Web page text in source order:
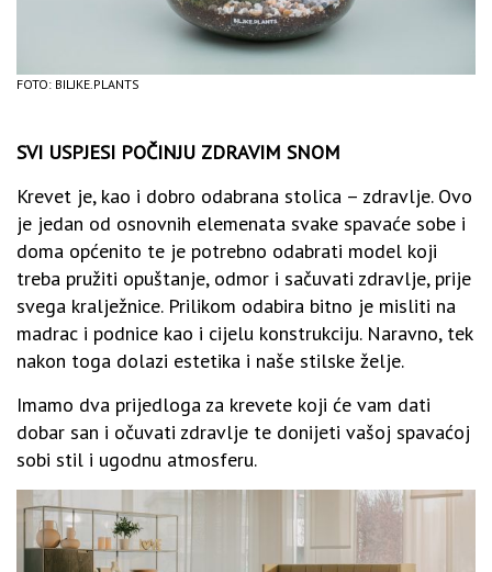
FOTO: BILJKE.PLANTS
SVI USPJESI POČINJU ZDRAVIM SNOM
Krevet je, kao i dobro odabrana stolica – zdravlje. Ovo
je jedan od osnovnih elemenata svake spavaće sobe i
doma općenito te je potrebno odabrati model koji
treba pružiti opuštanje, odmor i sačuvati zdravlje, prije
svega kralježnice. Prilikom odabira bitno je misliti na
madrac i podnice kao i cijelu konstrukciju. Naravno, tek
nakon toga dolazi estetika i naše stilske želje.
Imamo dva prijedloga za krevete koji će vam dati
dobar san i očuvati zdravlje te donijeti vašoj spavaćoj
sobi stil i ugodnu atmosferu.